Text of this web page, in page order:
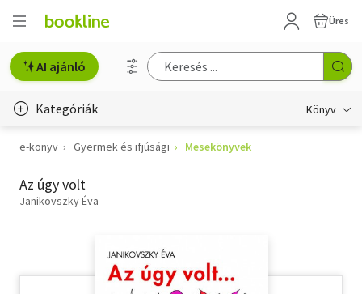
Üres
AI ajánló
Kategóriák Könyv
Életmód, egészség
Erotika
Hobbi, szabadidő
e-könyv Gyermek és ifjúsági Mesekönyvek
Az úgy volt
Janikovszky Éva